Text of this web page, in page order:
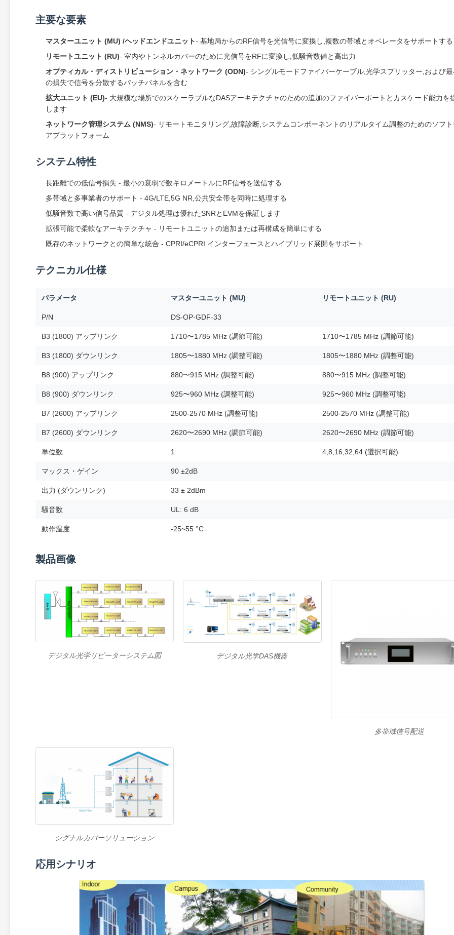
主要な要素
マスターユニット (MU) /ヘッドエンドユニット- 基地局からのRF信号を光信号に変換し,複数の帯域とオペレータをサポートする
リモートユニット (RU)- 室内やトンネルカバーのために光信号をRFに変換し,低騒音数値と高出力
オプティカル・ディストリビューション・ネットワーク (ODN)- シングルモードファイバーケーブル,光学スプリッター,および最
の損失で信号を分散するパッチパネルを含む
拡大ユニット (EU)- 大規模な場所でのスケーラブルなDASアーキテクチャのための追加のファイバーポートとカスケード能力を
します
ネットワーク管理システム (NMS)- リモートモニタリング,故障診断,システムコンポーネントのリアルタイム調整のためのソフト
アプラットフォーム
システム特性
長距離での低信号損失 - 最小の衰弱で数キロメートルにRF信号を送信する
多帯域と多事業者のサポート - 4G/LTE,5G NR,公共安全帯を同時に処理する
低騒音数で高い信号品質 - デジタル処理は優れたSNRとEVMを保証します
拡張可能で柔軟なアーキテクチャ - リモートユニットの追加または再構成を簡単にする
既存のネットワークとの簡単な統合 - CPRI/eCPRI インターフェースとハイブリッド展開をサポート
テクニカル仕様
パラメータ マスターユニット (MU) リモートユニット (RU)
P/N DS-OP-GDF-33
B3 (1800) アップリンク 1710〜1785 MHz (調節可能) 1710〜1785 MHz (調節可能)
B3 (1800) ダウンリンク 1805〜1880 MHz (調整可能) 1805〜1880 MHz (調整可能)
B8 (900) アップリンク 880〜915 MHz (調整可能) 880〜915 MHz (調整可能)
B8 (900) ダウンリンク 925〜960 MHz (調整可能) 925〜960 MHz (調整可能)
B7 (2600) アップリンク 2500-2570 MHz (調整可能) 2500-2570 MHz (調整可能)
B7 (2600) ダウンリンク 2620〜2690 MHz (調節可能) 2620〜2690 MHz (調節可能)
単位数 1 4,8,16,32,64 (選択可能)
マックス・ゲイン 90 ±2dB
出力 (ダウンリンク) 33 ± 2dBm
騒音数 UL: 6 dB
動作温度 -25~55 °C
製品画像
デジタル光学リピーターシステム図 デジタル光学DAS機器
多帯域信号配送
シグナルカバーソリューション
応用シナリオ